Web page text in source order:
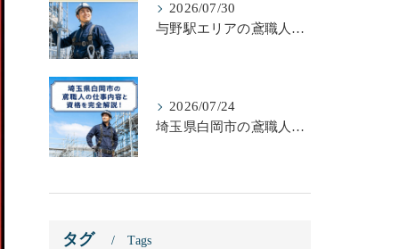
2026/07/30
与野駅エリアの鳶職人求人と仕事ガイド！未経験から正社員へ最短合格への近道
2026/07/24
埼玉県白岡市の鳶職人の仕事内容と資格を完全解説！
タグ Tags